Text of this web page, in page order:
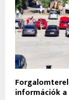
információk